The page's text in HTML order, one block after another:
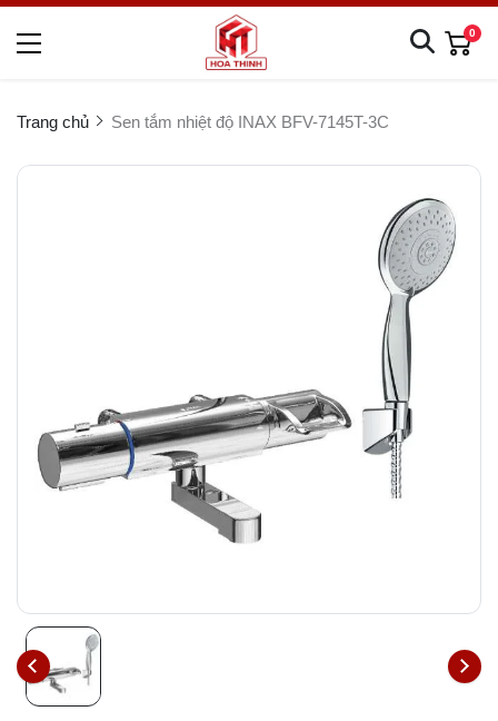
0
Trang chủ Sen tắm nhiệt độ INAX BFV-7145T-3C